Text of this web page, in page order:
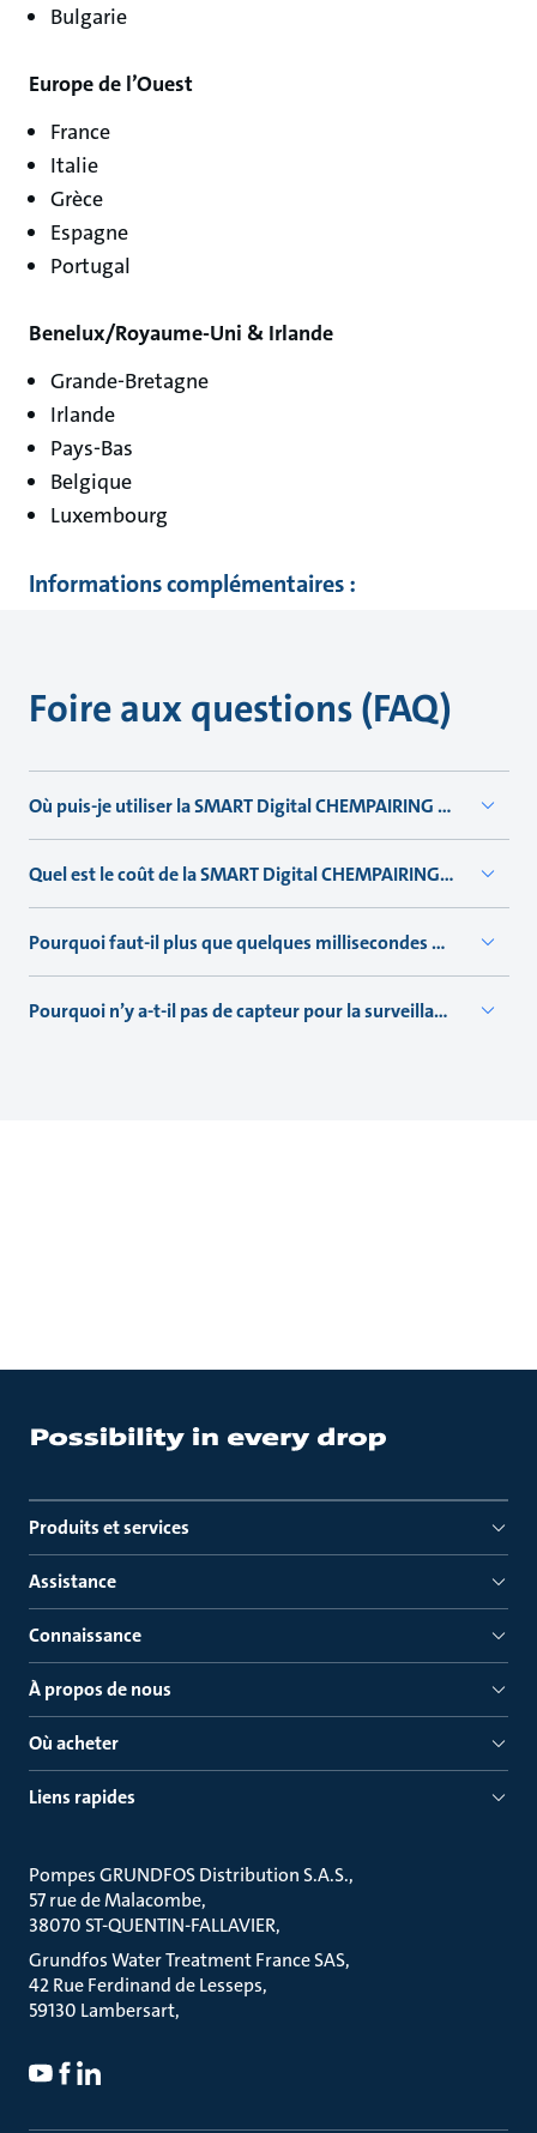
Bulgarie
Europe de l’Ouest
France
Italie
Grèce
Espagne
Portugal
Benelux/Royaume-Uni & Irlande
Grande-Bretagne
Irlande
Pays-Bas
Belgique
Luxembourg
Informations complémentaires :
Foire aux questions (FAQ)
Où puis-je utiliser la SMART Digital CHEMPAIRING Suite ?
Quel est le coût de la SMART Digital CHEMPAIRING Suite ?
Pourquoi faut-il plus que quelques millisecondes pour
Pourquoi n’y a-t-il pas de capteur pour la surveillance des
Produits et services
Assistance
Connaissance
À propos de nous
Où acheter
Liens rapides
Pompes GRUNDFOS Distribution S.A.S.
57 rue de Malacombe
38070 ST-QUENTIN-FALLAVIER
Grundfos Water Treatment France SAS
42 Rue Ferdinand de Lesseps
59130 Lambersart